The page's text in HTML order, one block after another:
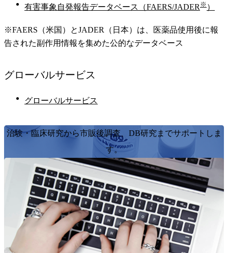
有害事象自発報告データベース（FAERS/JADER※ ）
※FAERS（米国）とJADER（日本）は、医薬品使用後に報
告された副作用情報を集めた公的なデータベース
グローバルサービス
グローバルサービス
治験・臨床研究から市販後調査、DB研究までサポートしま
す。